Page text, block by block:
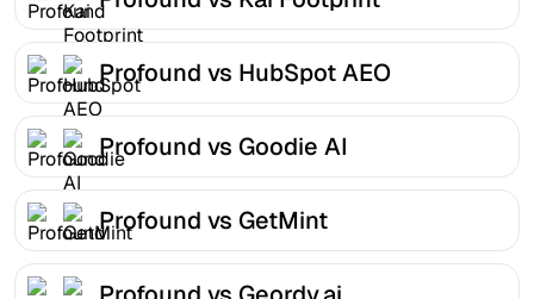
Profound vs HubSpot AEO
Profound vs Goodie AI
Profound vs GetMint